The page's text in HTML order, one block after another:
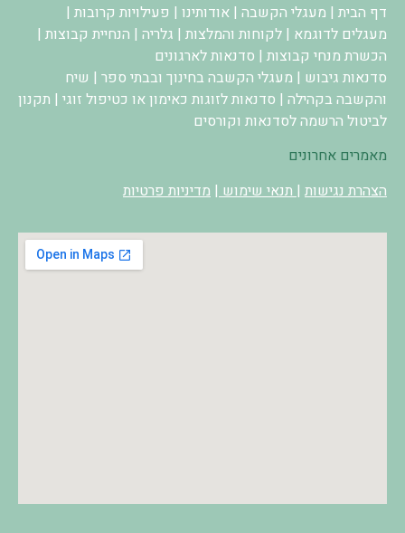
דף הבית | מעגלי הקשבה | אודותינו | פעילויות קרובות |
מעגלים לדוגמא | לקוחות והמלצות | גלריה | הנחיית קבוצות |
הכשרת מנחי קבוצות | סדנאות לארגונים
סדנאות גיבוש | מעגלי הקשבה בחינוך ובבתי ספר | שיח
והקשבה בקהילה | סדנאות לזוגות כאימון או כטיפול זוגי | תקנון
לביטול הרשמה לסדנאות וקורסים
מאמרים אחרונים
הצהרת נגישות | תנאי שימוש | מדיניות פרטיות